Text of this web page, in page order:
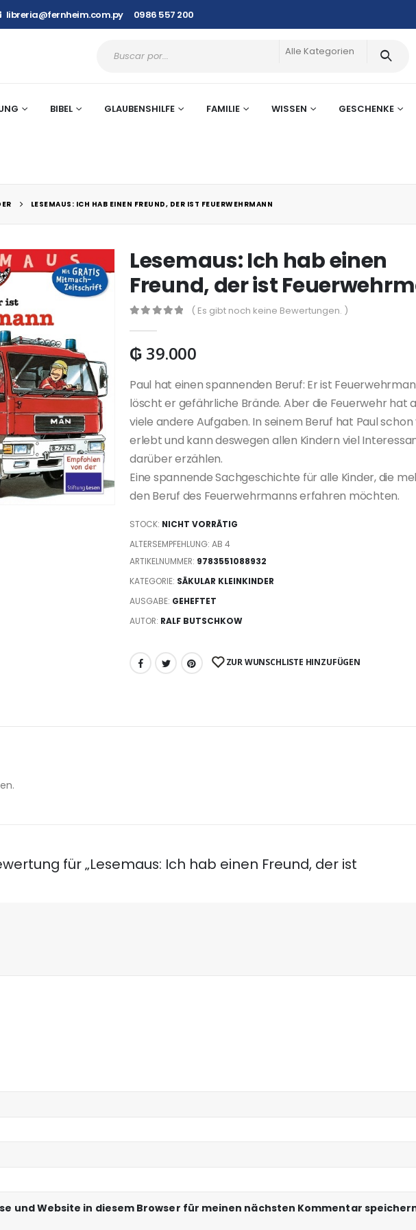
libreria@fernheim.com.py 0986 557 200
Alle Kategorien
BIBEL GLAUBENSHILFE FAMILIE WISSEN GESCHENKE
LESEMAUS: ICH HAB EINEN FREUND, DER IST FEUERWEHRMANN
Lesemaus: Ich hab einen
Freund, der ist
( Es gibt noch keine Bewertungen. )
₲ 39.000
Paul hat einen spannenden Beruf: Er ist
löscht er gefährliche Brände. Aber die Feuerwehr hat
viele andere Aufgaben. In seinem Beruf hat Paul schon
erlebt und kann deswegen allen Kindern viel
darüber erzählen.
Eine spannende Sachgeschichte für alle Kinder, die
den Beruf des Feuerwehrmanns erfahren möchten.
STOCK: NICHT VORRÄTIG
ALTERSEMPFEHLUNG: AB 4
ARTIKELNUMMER: 9783551088932
KATEGORIE: SÄKULAR KLEINKINDER
AUSGABE: GEHEFTET
AUTOR: RALF BUTSCHKOW
ZUR WUNSCHLISTE HINZUFÜGEN
für „Lesemaus: Ich hab einen Freund, der ist
und Website in diesem Browser für meinen nächsten Kommentar